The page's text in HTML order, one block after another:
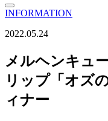
INFORMATION
2022.05.24
メルヘンキュ
リップ「オズ
ィナー